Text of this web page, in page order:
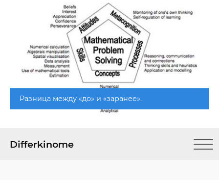
Разница между «до» и «заранее».
Differkinome